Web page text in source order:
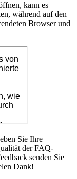
kann es
während auf den
Browser und
Sie Ihre
der FAQ-
senden Sie
Dank!